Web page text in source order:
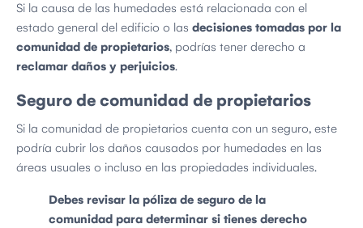
Si la causa de las humedades está relacionada con el
estado general del edificio o las decisiones tomadas por la
comunidad de propietarios, podrías tener derecho a
reclamar daños y perjuicios.
Seguro de comunidad de propietarios
Si la comunidad de propietarios cuenta con un seguro, este
podría cubrir los daños causados por humedades en las
áreas usuales o incluso en las propiedades individuales.
Debes revisar la póliza de seguro de la
comunidad para determinar si tienes derecho